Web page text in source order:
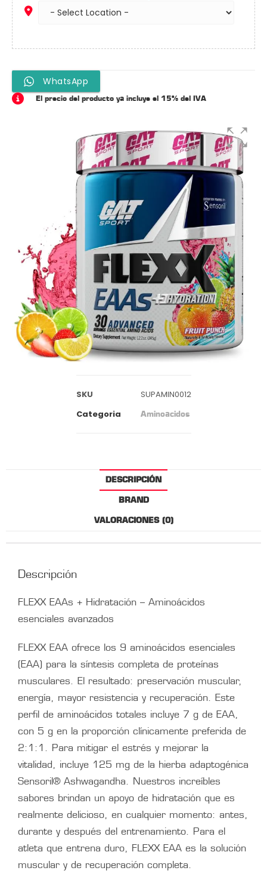
WhatsApp
El precio del producto ya incluye el 15% del IVA
SKU
SUPAMIN0012
Categoria
Aminoacidos
DESCRIPCIÓN
BRAND
VALORACIONES (0)
Descripción
FLEXX EAAs + Hidratación – Aminoácidos
esenciales avanzados
FLEXX EAA ofrece los 9 aminoácidos esenciales
(EAA) para la síntesis completa de proteínas
musculares. El resultado: preservación muscular,
energía, mayor resistencia y recuperación. Este
perfil de aminoácidos totales incluye 7 g de EAA,
con 5 g en la proporción clínicamente preferida de
2:1:1. Para mitigar el estrés y mejorar la
vitalidad, incluye 125 mg de la hierba adaptogénica
Sensoril® Ashwagandha. Nuestros increíbles
sabores brindan un apoyo de hidratación que es
realmente delicioso, en cualquier momento: antes,
durante y después del entrenamiento. Para el
atleta que entrena duro, FLEXX EAA es la solución
muscular y de recuperación completa.